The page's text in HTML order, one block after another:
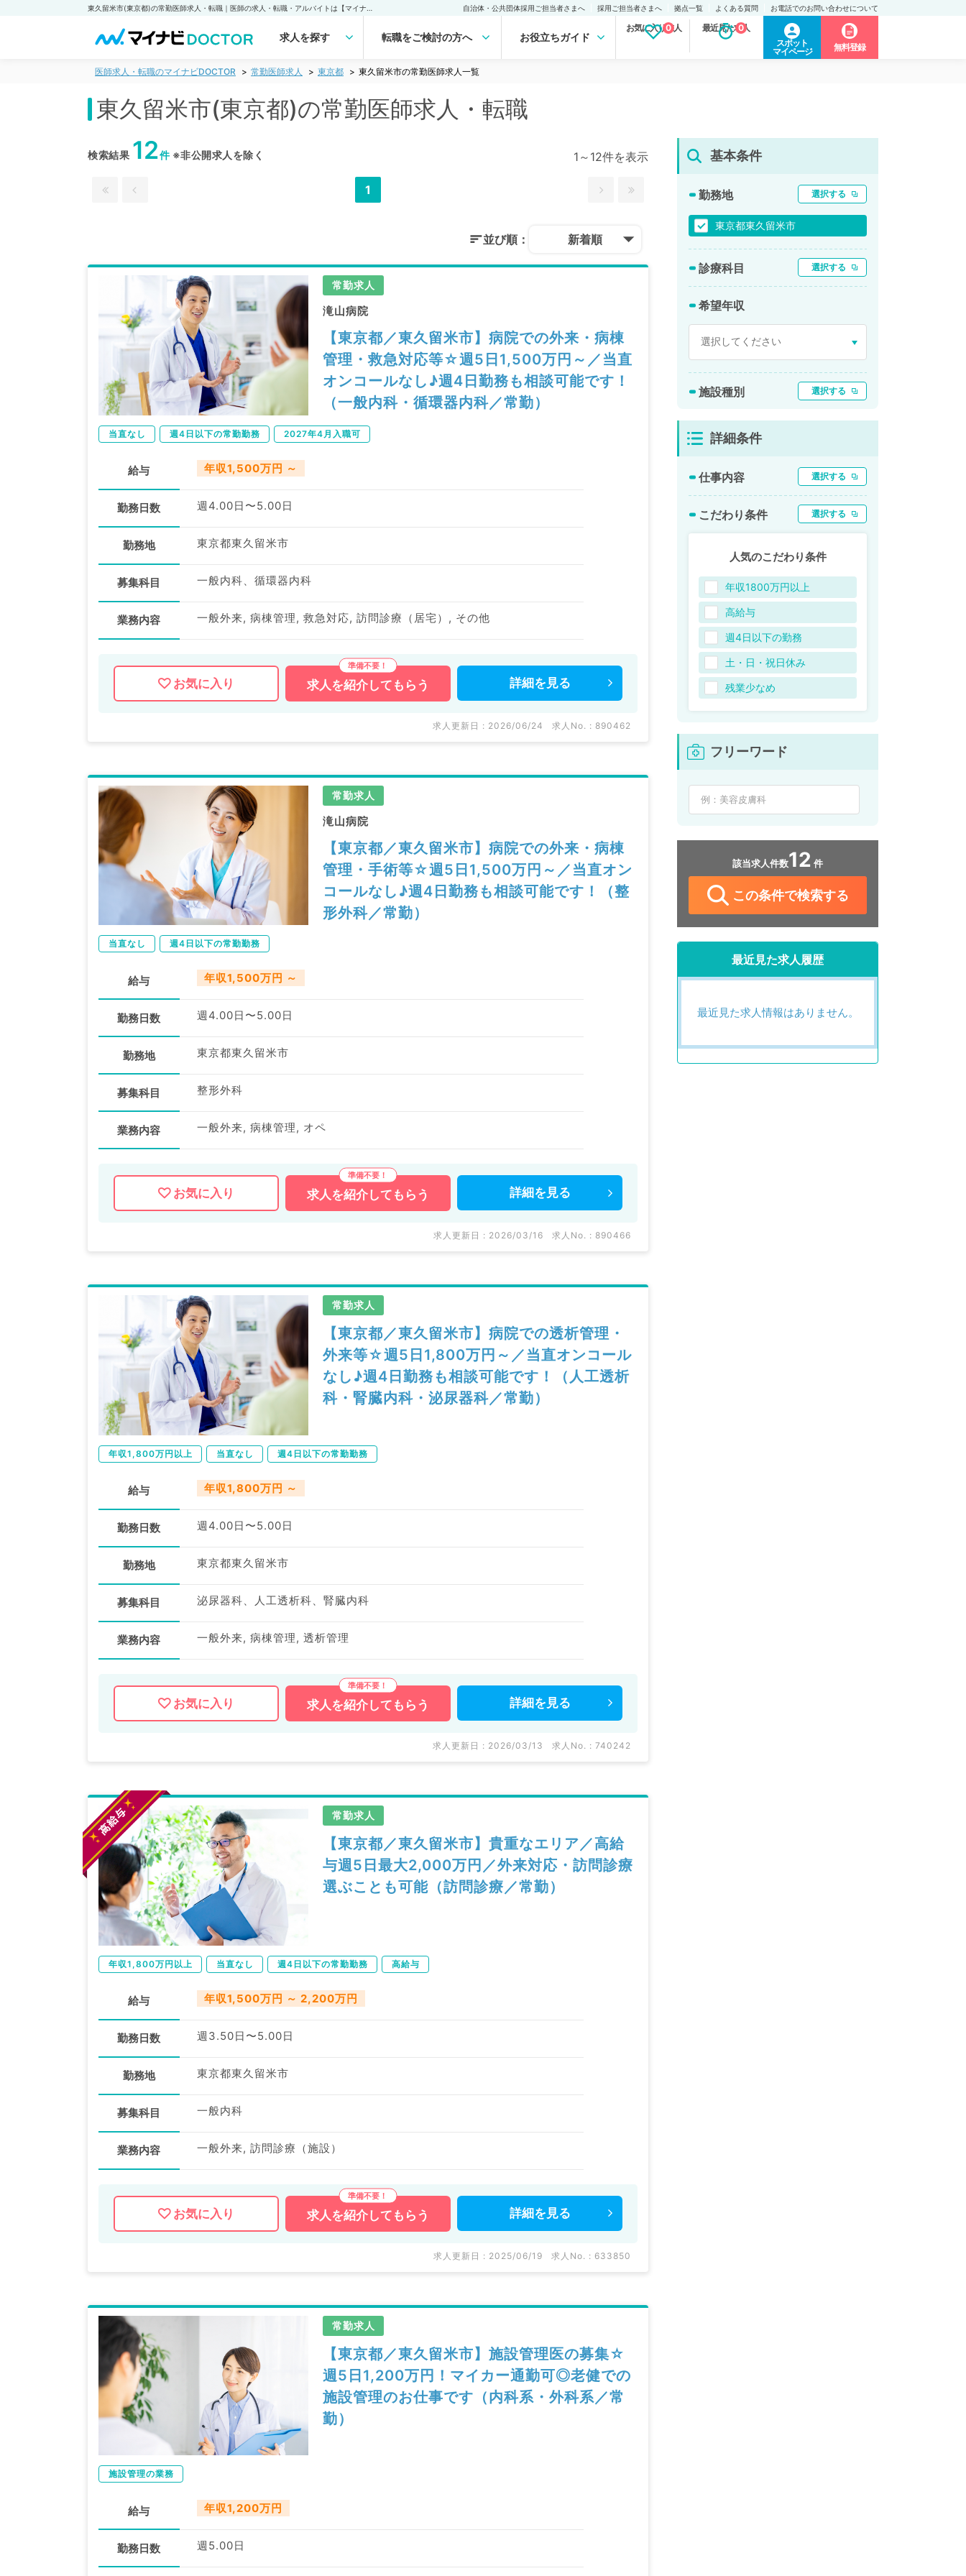
自治体・公共団体採用ご担当者さまへ 採用ご担当者さまへ 拠点一覧 よくある質問 お電話でのお問い合わせについて
求人を探す 転職をご検討の方へ お役立ちガイド
お気に入り求人
0 最近見た求人
0
スポット
マイページ
無料登録
医師求人・転職のマイナビDOCTOR 常勤医師求人 東京都 東久留米市の常勤医師求人一覧
東久留米市(東京都)の常勤医師求人・転職
検索結果 12件※非公開求人を除く 1～12件を表示
1
並び順： 新着順
常勤求人
滝山病院
【東京都／東久留米市】病院での外来・病棟
管理・救急対応等☆週5日1,500万円～／当直
オンコールなし♪週4日勤務も相談可能です！
（一般内科・循環器内科／常勤）
当直なし 週4日以下の常勤勤務 2027年4月入職可
給与 年収1,500万円 ～
勤務日数 週4.00日〜5.00日
勤務地 東京都東久留米市
募集科目 一般内科、循環器内科
業務内容 一般外来, 病棟管理, 救急対応, 訪問診療（居宅）, その他
お気に入り 求人を紹介してもらう 詳細を 見る
求人更新日 : 2026/06/24 求人No. : 890462
常勤求人
滝山病院
【東京都／東久留米市】病院での外来・病棟
管理・手術等☆週5日1,500万円～／当直オン
コールなし♪週4日勤務も相談可能です！（整
形外科／常勤）
当直なし 週4日以下の常勤勤務
給与 年収1,500万円 ～
勤務日数 週4.00日〜5.00日
勤務地 東京都東久留米市
募集科目 整形外科
業務内容 一般外来, 病棟管理, オペ
お気に入り 求人を紹介してもらう 詳細を 見る
求人更新日 : 2026/03/16 求人No. : 890466
常勤求人
【東京都／東久留米市】病院での透析管理・
外来等☆週5日1,800万円～／当直オンコール
なし♪週4日勤務も相談可能です！（人工透析
科・腎臓内科・泌尿器科／常勤）
年収1,800万円以上 当直なし 週4日以下の常勤勤務
給与 年収1,800万円 ～
勤務日数 週4.00日〜5.00日
勤務地 東京都東久留米市
募集科目 泌尿器科、人工透析科、腎臓内科
業務内容 一般外来, 病棟管理, 透析管理
お気に入り 求人を紹介してもらう 詳細を 見る
求人更新日 : 2026/03/13 求人No. : 740242
常勤求人
【東京都／東久留米市】貴重なエリア／高給
与週5日最大2,000万円／外来対応・訪問診療
選ぶことも可能（訪問診療／常勤）
年収1,800万円以上 当直なし 週4日以下の常勤勤務 高給与
給与 年収1,500万円 ～ 2,200万円
勤務日数 週3.50日〜5.00日
勤務地 東京都東久留米市
募集科目 一般内科
業務内容 一般外来, 訪問診療（施設）
お気に入り 求人を紹介してもらう 詳細を 見る
求人更新日 : 2025/06/19 求人No. : 633850
常勤求人
【東京都／東久留米市】施設管理医の募集☆
週5日1,200万円！マイカー通勤可◎老健での
施設管理のお仕事です（内科系・外科系／常
勤）
施設管理の業務
給与 年収1,200万円
勤務日数 週5.00日
基本条件
勤務地 選択する
東京都東久留米市
診療科目 選択する
希望年収
施設種別 選択する
詳細条件
仕事内容 選択する
こだわり条件 選択する
人気のこだわり条件
年収1800万円以上
高給与
週4日以下の勤務
土・日・祝日休み
残業少なめ
フリーワード
該当求人件数12 件
この条件で検索する
最近見た求人履歴
最近見た求人情報はありません。